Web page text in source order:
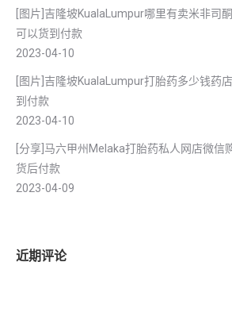
[图片]吉隆坡KualaLumpur哪里有卖米非司
可以货到付款
2023-04-10
[图片]吉隆坡KualaLumpur打胎药多少钱药
到付款
2023-04-10
[分享]马六甲州Melaka打胎药私人网店微信
货后付款
2023-04-09
近期评论